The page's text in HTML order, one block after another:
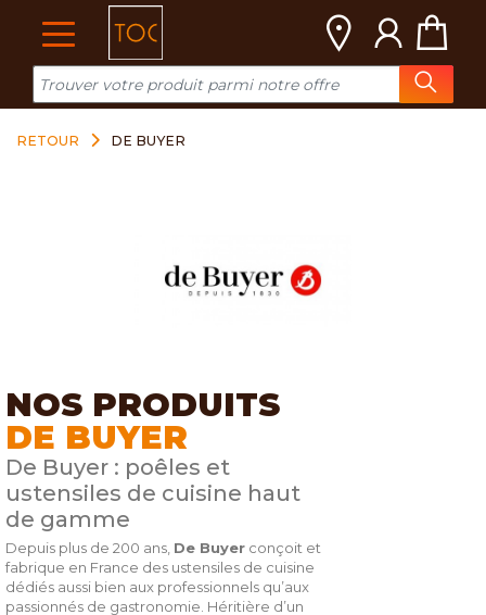
RETOUR DE BUYER
NOS PRODUITS
DE BUYER
De Buyer : poêles et
ustensiles de cuisine haut
de gamme
Depuis plus de 200 ans, De Buyer conçoit et
fabrique en France des ustensiles de cuisine
dédiés aussi bien aux professionnels qu’aux
passionnés de gastronomie. Héritière d’un
Cookies management panel